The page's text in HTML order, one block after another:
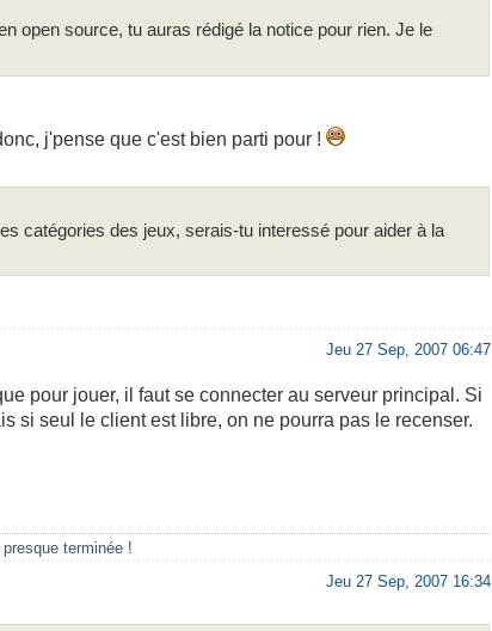
open source, tu auras rédigé la notice pour rien. Je le
j'pense que c'est bien parti pour !
catégories des jeux, serais-tu interessé pour aider à la
Jeu 27 Sep, 2007 06:47
pour jouer, il faut se connecter au serveur principal. Si
si seul le client est libre, on ne pourra pas le recenser.
terminée !
Jeu 27 Sep, 2007 16:34